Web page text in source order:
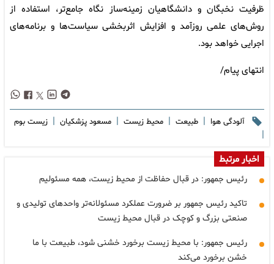
ظرفیت نخبگان و دانشگاهیان زمینه‌ساز نگاه جامع‌تر، استفاده از
روش‌های علمی روزآمد و افزایش اثربخشی سیاست‌ها و برنامه‌های
اجرایی خواهد بود.
انتهای پیام/
آلودگی هوا | طبیعت | محیط زیست | مسعود پزشکیان | زیست بوم
|
اخبار مرتبط
رئیس جمهور: در قبال حفاظت از محیط زیست، همه مسئولیم
تاکید رئیس جمهور بر ضرورت عملکرد مسئولانه‌تر واحدهای تولیدی و
صنعتی بزرگ و کوچک در قبال محیط زیست
رئیس جمهور: با محیط زیست برخورد خشنی شود، طبیعت با ما
خشن برخورد می‌کند